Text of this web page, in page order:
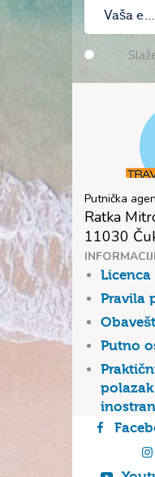
Putnička
Ratka
11030
Licenca
Pravila
Putno